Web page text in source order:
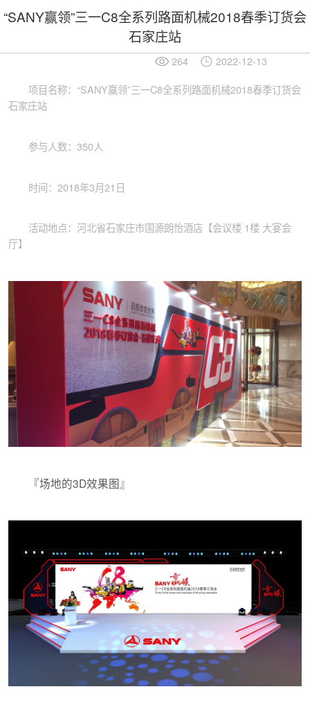
“SANY赢领”三一C8全系列路面机械2018春季订货会
石家庄站
264 2022-12-13
项目名称：“SANY赢领”三一C8全系列路面机械2018春季订货会
石家庄站
参与人数：350人
时间：2018年3月21日
活动地点：河北省石家庄市国源朗怡酒店【会议楼 1楼 大宴会
厅】
『场地的3D效果图』